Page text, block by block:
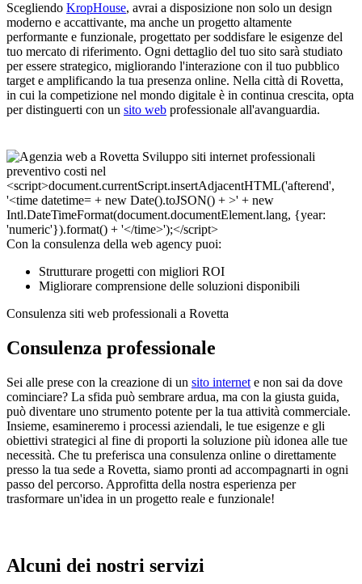
Scegliendo KropHouse, avrai a disposizione non solo un design
moderno e accattivante, ma anche un progetto altamente
performante e funzionale, progettato per soddisfare le esigenze del
tuo mercato di riferimento. Ogni dettaglio del tuo sito sarà studiato
per essere strategico, migliorando l'interazione con il tuo pubblico
target e amplificando la tua presenza online. Nella città di Rovetta,
in cui la competizione nel mondo digitale è in continua crescita, opta
per distinguerti con un sito web professionale all'avanguardia.
Con la consulenza della web agency puoi:
Strutturare progetti con migliori ROI
Migliorare comprensione delle soluzioni disponibili
Consulenza siti web professionali a Rovetta
Consulenza professionale
Sei alle prese con la creazione di un sito internet e non sai da dove
cominciare? La sfida può sembrare ardua, ma con la giusta guida,
può diventare uno strumento potente per la tua attività commerciale.
Insieme, esamineremo i processi aziendali, le tue esigenze e gli
obiettivi strategici al fine di proporti la soluzione più idonea alle tue
necessità. Che tu preferisca una consulenza online o direttamente
presso la tua sede a Rovetta, siamo pronti ad accompagnarti in ogni
passo del percorso. Approfitta della nostra esperienza per
trasformare un'idea in un progetto reale e funzionale!
Alcuni dei nostri servizi